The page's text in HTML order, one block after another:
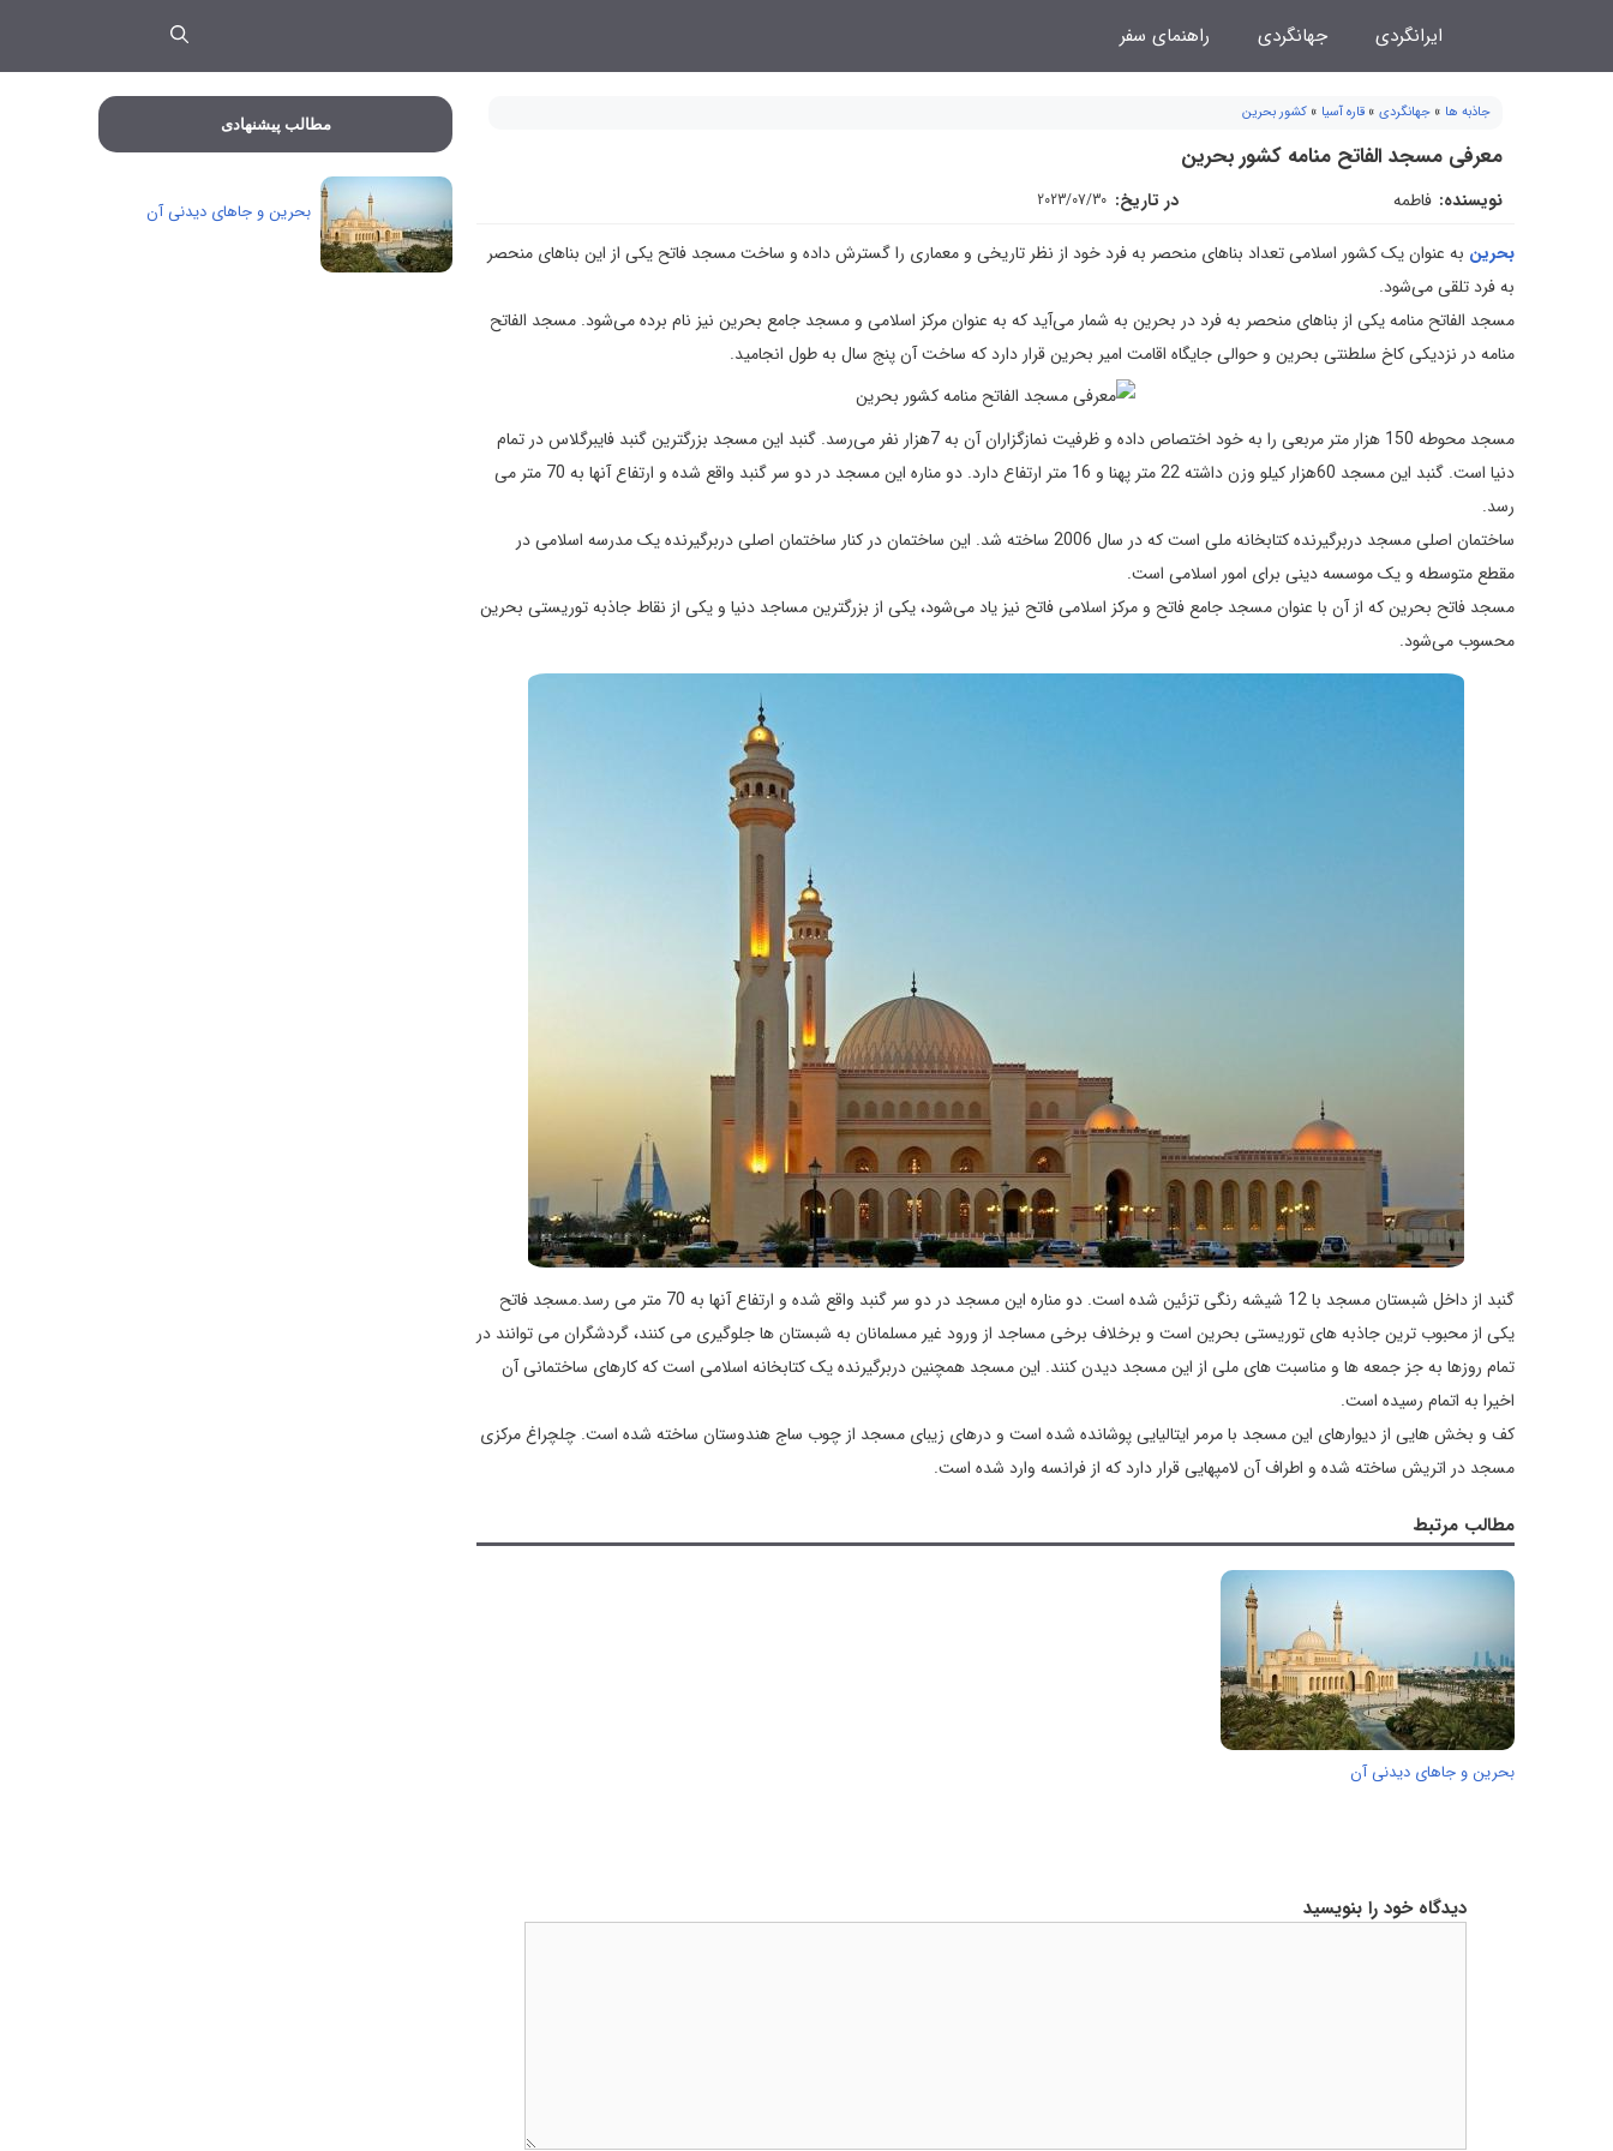
ایرانگردی جهانگردی راهنمای سفر
جاذبه ها » جهانگردی » قاره آسیا » کشور بحرین
معرفی مسجد الفاتح منامه کشور بحرین
نویسنده: فاطمه در تاریخ: 2023/07/30
بحرین به عنوان یک کشور اسلامی تعداد بناهای منحصر به فرد خود از نظر تاریخی و معماری را گسترش داده و ساخت مسجد فاتح یکی از این بناهای منحصر
به فرد تلقی می‌شود.
مسجد الفاتح منامه یکی از بناهای منحصر به فرد در بحرین به شمار می‌آید که به عنوان مرکز اسلامی و مسجد جامع بحرین نیز نام برده می‌شود. مسجد الفاتح
منامه در نزدیکی کاخ سلطنتی بحرین و حوالی جایگاه اقامت امیر بحرین قرار دارد که ساخت آن پنج سال به طول انجامید.
مسجد محوطه 150 هزار متر مربعی را به خود اختصاص داده و ظرفیت نمازگزاران آن به 7هزار نفر می‌رسد. گنبد این مسجد بزرگترین گنبد فایبرگلاس در تمام
دنیا است. گنبد این مسجد 60هزار کیلو وزن داشته 22 متر پهنا و 16 متر ارتفاع دارد. دو مناره این مسجد در دو سر گنبد واقع شده و ارتفاع آنها به 70 متر می
رسد.
ساختمان اصلی مسجد دربرگیرنده کتابخانه ملی است که در سال 2006 ساخته شد. این ساختمان در کنار ساختمان اصلی دربرگیرنده یک مدرسه اسلامی در
مقطع متوسطه و یک موسسه دینی برای امور اسلامی است.
مسجد فاتح بحرین که از آن با عنوان مسجد جامع فاتح و مرکز اسلامی فاتح نیز یاد می‌شود، یکی از بزرگترین مساجد دنیا و یکی از نقاط جاذبه توریستی بحرین
محسوب می‌شود.
گنبد از داخل شبستان مسجد با 12 شیشه رنگی تزئین شده است. دو مناره این مسجد در دو سر گنبد واقع شده و ارتفاع آنها به 70 متر می رسد.مسجد فاتح
یکی از محبوب ترین جاذبه های توریستی بحرین است و برخلاف برخی مساجد از ورود غیر مسلمانان به شبستان ها جلوگیری می کنند، گردشگران می توانند در
تمام روزها به جز جمعه ها و مناسبت های ملی از این مسجد دیدن کنند. این مسجد همچنین دربرگیرنده یک کتابخانه اسلامی است که کارهای ساختمانی آن
اخیرا به اتمام رسیده است.
کف و بخش هایی از دیوارهای این مسجد با مرمر ایتالیایی پوشانده شده است و درهای زیبای مسجد از چوب ساج هندوستان ساخته شده است. چلچراغ مرکزی
مسجد در اتریش ساخته شده و اطراف آن لامپهایی قرار دارد که از فرانسه وارد شده است.
مطالب مرتبط
بحرین و جاهای دیدنی آن
دیدگاه خود را بنویسید
مطالب پیشنهادی
بحرین و جاهای دیدنی آن